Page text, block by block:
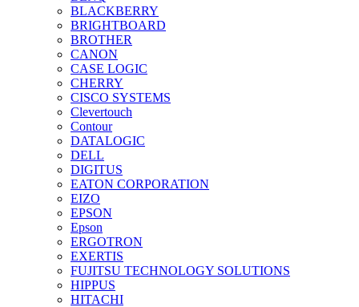
BLACKBERRY
BRIGHTBOARD
BROTHER
CANON
CASE LOGIC
CHERRY
CISCO SYSTEMS
Clevertouch
Contour
DATALOGIC
DELL
DIGITUS
EATON CORPORATION
EIZO
EPSON
Epson
ERGOTRON
EXERTIS
FUJITSU TECHNOLOGY SOLUTIONS
HIPPUS
HITACHI